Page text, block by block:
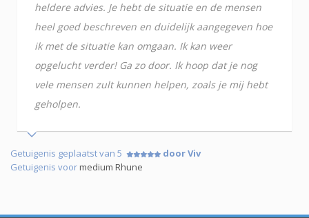
heldere advies. Je hebt de situatie en de mensen
heel goed beschreven en duidelijk aangegeven hoe
ik met de situatie kan omgaan. Ik kan weer
opgelucht verder! Ga zo door. Ik hoop dat je nog
vele mensen zult kunnen helpen, zoals je mij hebt
geholpen.
Getuigenis geplaatst van 5
door Viv
Getuigenis voormedium Rhune